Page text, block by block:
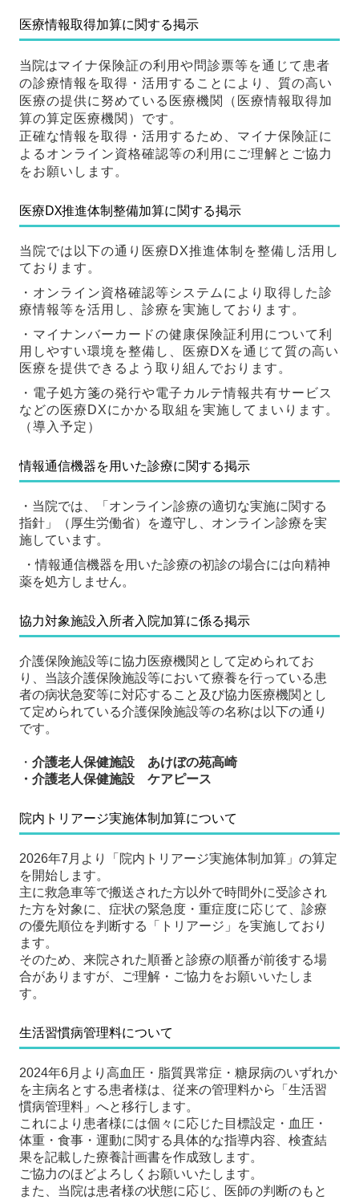
医療情報取得加算に関する掲示
当院はマイナ保険証の利用や問診票等を通じて患者
の診療情報を取得・活用することにより、質の高い
医療の提供に努めている医療機関（医療情報取得加
算の算定医療機関）です。
正確な情報を取得・活用するため、マイナ保険証に
よるオンライン資格確認等の利用にご理解とご協力
をお願いします。
医療DX推進体制整備加算に関する掲示
当院では以下の通り医療DX推進体制を整備し活用し
ております。
・オンライン資格確認等システムにより取得した診
療情報等を活用し、診療を実施しております。
・マイナンバーカードの健康保険証利用について利
用しやすい環境を整備し、医療DXを通じて質の高い
医療を提供できるよう取り組んでおります。
・電子処方箋の発行や電子カルテ情報共有サービス
などの医療DXにかかる取組を実施してまいります。
（導入予定）
情報通信機器を用いた診療に関する掲示
・当院では、「オンライン診療の適切な実施に関する
指針」（厚生労働省）を遵守し、オンライン診療を実
施しています。
・情報通信機器を用いた診療の初診の場合には向精神
薬を処方しません。
協力対象施設入所者入院加算に係る掲示
介護保険施設等に協力医療機関として定められてお
り、当該介護保険施設等において療養を行っている患
者の病状急変等に対応すること及び協力医療機関とし
て定められている介護保険施設等の名称は以下の通り
です。
・介護老人保健施設 あけぼの苑高崎
・介護老人保健施設 ケアピース
院内トリアージ実施体制加算について
2026年7月より「院内トリアージ実施体制加算」の算定
を開始します。
主に救急車等で搬送された方以外で時間外に受診され
た方を対象に、症状の緊急度・重症度に応じて、診療
の優先順位を判断する「トリアージ」を実施しており
ます。
そのため、来院された順番と診療の順番が前後する場
合がありますが、ご理解・ご協力をお願いいたしま
す。
生活習慣病管理料について
2024年6月より高血圧・脂質異常症・糖尿病のいずれか
を主病名とする患者様は、従来の管理料から「生活習
慣病管理料」へと移行します。
これにより患者様には個々に応じた目標設定・血圧・
体重・食事・運動に関する具体的な指導内容、検査結
果を記載した療養計画書を作成致します。
ご協力のほどよろしくお願いいたします。
また、当院は患者様の状態に応じ、医師の判断のもと